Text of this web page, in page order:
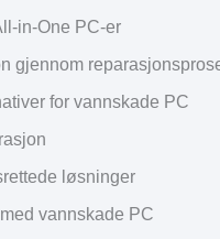
in-One PC-er
gjennom
for vannskade PC
løsninger
vannskade PC